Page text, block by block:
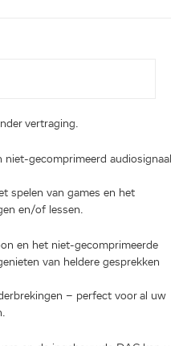
vertraging.
gecomprimeerd audiosignaal
spelen van games en het
en/of lessen.
en het niet-gecomprimeerde
van heldere gesprekken
– perfect voor al uw